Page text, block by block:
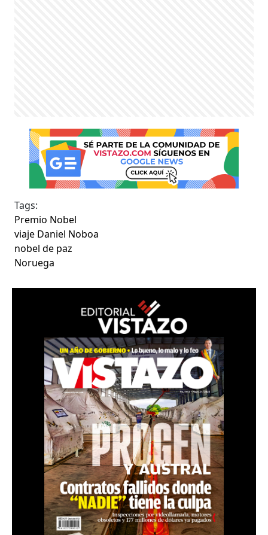
Tags:
Premio Nobel
viaje Daniel Noboa
nobel de paz
Noruega